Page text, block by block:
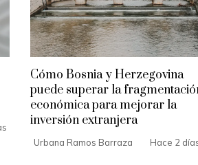
Cómo Bosnia y Herzegovina
puede superar la
económica para mejorar la
inversión extranjera
Urbana Ramos Barraza Hace 2